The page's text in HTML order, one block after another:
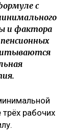
с
и фактора
рабочих